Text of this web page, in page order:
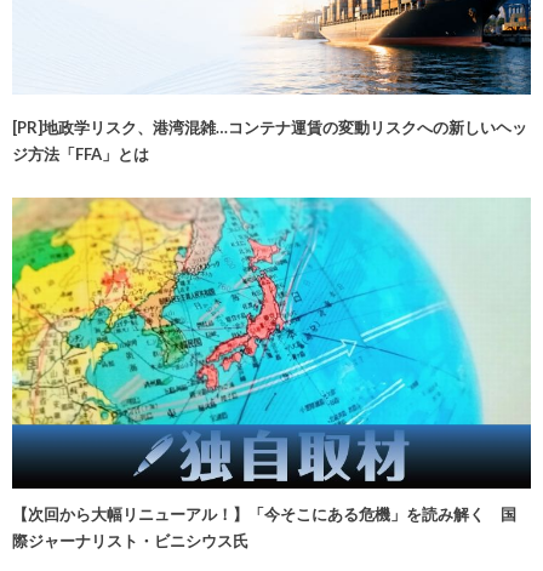
[PR]地政学リスク、港湾混雑…コンテナ運賃の変動リスクへの新しいヘッ
ジ方法「FFA」とは
【次回から大幅リニューアル！】「今そこにある危機」を読み解く 国
際ジャーナリスト・ビニシウス氏